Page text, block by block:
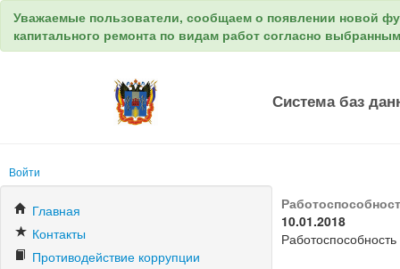
Уважаемые пользователи, сообщаем о появлении новой
капитального ремонта по видам работ согласно
Система баз
Войти
Главная
Контакты
Противодействие коррупции
10.01.2018